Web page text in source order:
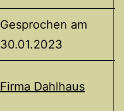
Gesprochen am
30.01.2023
Firma Dahlhaus